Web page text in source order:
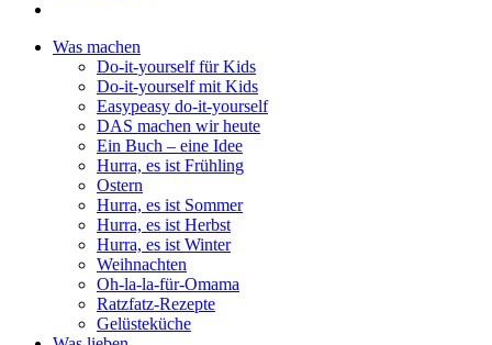
Was machen
Do-it-yourself für Kids
Do-it-yourself mit Kids
Easypeasy do-it-yourself
DAS machen wir heute
Ein Buch – eine Idee
Hurra, es ist Frühling
Ostern
Hurra, es ist Sommer
Hurra, es ist Herbst
Hurra, es ist Winter
Weihnachten
Oh-la-la-für-Omama
Ratzfatz-Rezepte
Gelüsteküche